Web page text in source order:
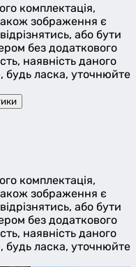
комплектація,
зображення є
або бути
без додаткового
наявність даного
будь ласка, уточнюйте
комплектація,
зображення є
або бути
без додаткового
наявність даного
будь ласка, уточнюйте